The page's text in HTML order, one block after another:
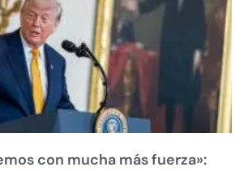
con mucha más fuerza»: